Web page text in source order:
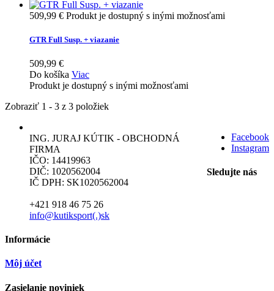
509,99 € Produkt je dostupný s inými možnosťami
GTR Full Susp. + viazanie
509,99 €
Do košíka Viac
Produkt je dostupný s inými možnosťami
Zobraziť 1 - 3 z 3 položiek
Facebook
Instagram
Sledujte nás
ING. JURAJ KÚTIK - OBCHODNÁ
FIRMA
IČO: 14419963
DIČ: 1020562004
IČ DPH: SK1020562004
+421 918 46 75 26
info@kutiksport(.)sk
Informácie
Môj účet
Zasielanie noviniek